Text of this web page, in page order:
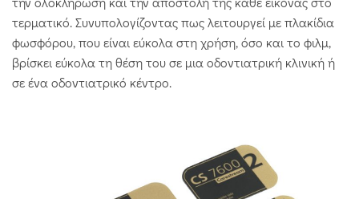
τερματικό. Συνυπολογίζοντας πως λειτουργεί με πλακίδια
φωσφόρου, που είναι εύκολα στη χρήση, όσο και το φιλμ,
βρίσκει εύκολα τη θέση του σε μια οδοντιατρική κλινική ή
σε ένα οδοντιατρικό κέντρο.